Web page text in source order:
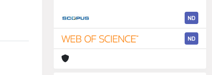
ND
ND